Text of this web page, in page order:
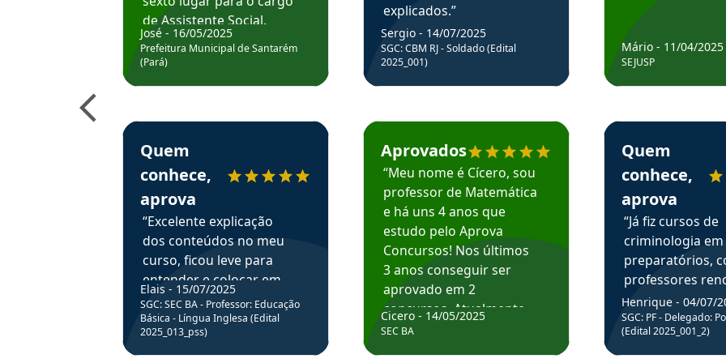
de Assistente Social.
Hoje estou atuando na
Prefeitura de Santarém.
José - 16/05/2025
Prefeitura Municipal de Santarém
(Pará)
Estudante Elais recomenda o Aprova Concursos em depoimento
Quem
conhece,
aprova
“Excelente explicação
dos conteúdos no meu
curso, ficou leve para
entender e colocar em
prática através da
resolução de questões.”
Elais - 15/07/2025
SGC: SEC BA - Professor: Educação
Básica - Língua Inglesa (Edital
2025_013_pss)
explicados.”
Sergio - 14/07/2025
SGC: CBM RJ - Soldado (Edital
2025_001)
Estudante Cicero recomenda o Aprova Concursos em depoimento
Aprovados
“Meu nome é Cícero, sou
professor de Matemática
e há uns 4 anos que
estudo pelo Aprova
Concursos! Nos últimos
3 anos conseguir ser
aprovado em 2
concursos. Atualmente,
estou atuando como
Cicero - 14/05/2025
SEC BA
Mário - 11/04/2025
SEJUSP
Estudante Henrique
Quem
conhece,
aprova
“Já fiz cursos de
criminologia em
preparatórios,
professores
fiz curso em pós
graduação.
Professor do
sem dúvida, o
Henrique - 04/07/
SGC: PF - Delegado:
(Edital 2025_001_2)